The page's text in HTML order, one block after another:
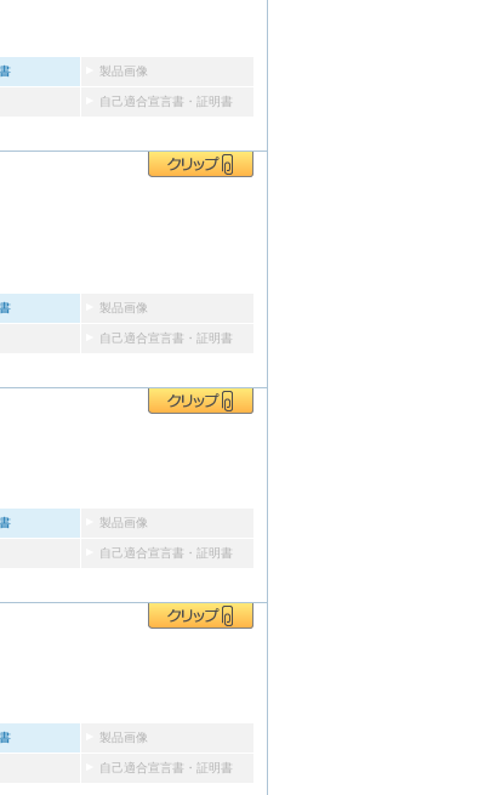
製品画像
自己適合宣言書・証明書
製品画像
自己適合宣言書・証明書
製品画像
自己適合宣言書・証明書
製品画像
自己適合宣言書・証明書